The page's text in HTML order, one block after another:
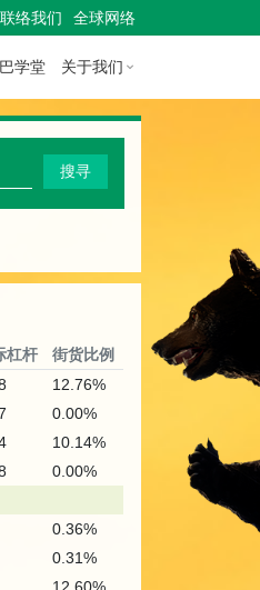
联络我们 全球网络
学堂 关于我们
搜寻
杠杆
街货比例
12.76%
0.00%
10.14%
0.00%
0.36%
0.31%